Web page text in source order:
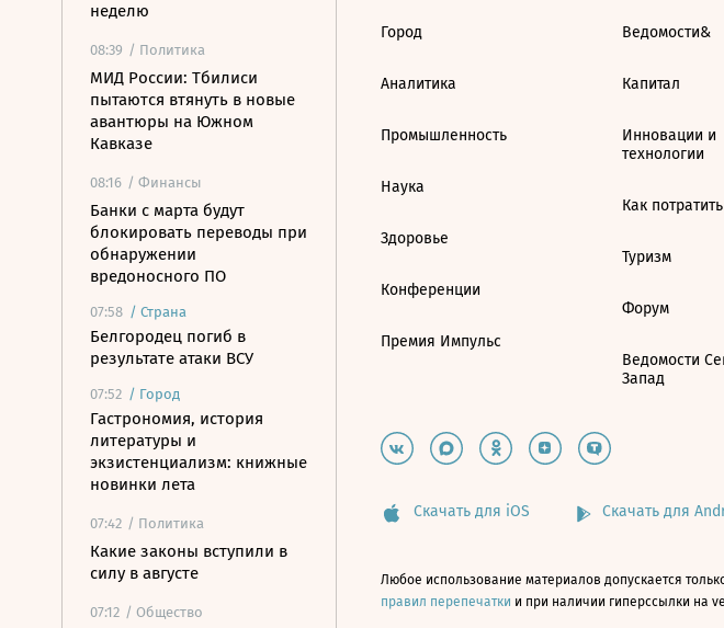
неделю
08:39 / Политика
МИД России: Тбилиси
пытаются втянуть в новые
авантюры на Южном
Кавказе
08:16 / Финансы
Банки с марта будут
блокировать переводы при
обнаружении
вредоносного ПО
07:58 / Страна
Белгородец погиб в
результате атаки ВСУ
07:52 / Город
Гастрономия, история
литературы и
экзистенциализм: книжные
новинки лета
07:42 / Политика
Какие законы вступили в
силу в августе
07:12 / Общество
Город
Аналитика
Промышленность
Наука
Здоровье
Конференции
Премия Импульс
Ведомости&
Капитал
Инновации и
технологии
Как потратить
Туризм
Форум
Ведомости
Запад
Скачать для iOS Скачать для
Любое использование материалов допускается
правил перепечатки и при наличии гиперссылки на